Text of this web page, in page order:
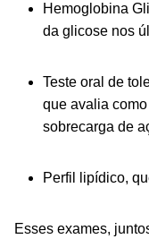
Hemoglobina
da glicose nos
Teste oral de
que avalia
sobrecarga de
Perfil lipídico,
Esses exames,